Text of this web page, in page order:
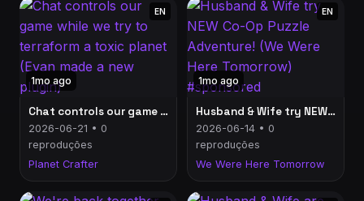
1mo ago
EN
Chat controls our game while we try to terraform a toxic planet (Evan made a new plugin)
2026-06-21 • 0
reproduções
Planet Crafter
1mo ago
EN
Husband & Wife try NEW Co-Op Puzzle Adventure! (We Were Here Tomorrow) #sponsored
2026-06-14 • 0
reproduções
We Were Here Tomorrow